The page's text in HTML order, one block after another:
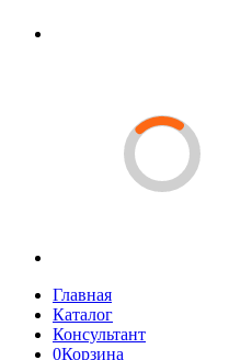
Главная
Каталог
Консультант
0Корзина